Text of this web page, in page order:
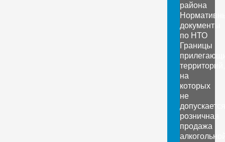
района
документы
по НТО
Границы
территорий,
на
которых
не
допускается
розничная
продажа